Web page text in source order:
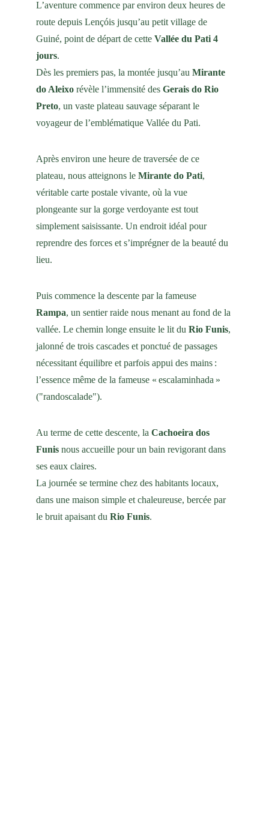
L’aventure commence par environ deux heures de
route depuis Lençóis jusqu’au petit village de
Guiné, point de départ de cette Vallée du Pati 4
jours.
Dès les premiers pas, la montée jusqu’au Mirante
do Aleixo révèle l’immensité des Gerais do Rio
Preto, un vaste plateau sauvage séparant le
voyageur de l’emblématique Vallée du Pati.
Après environ une heure de traversée de ce
plateau, nous atteignons le Mirante do Pati,
véritable carte postale vivante, où la vue
plongeante sur la gorge verdoyante est tout
simplement saisissante. Un endroit idéal pour
reprendre des forces et s’imprégner de la beauté du
lieu.
Puis commence la descente par la fameuse
Rampa, un sentier raide nous menant au fond de la
vallée. Le chemin longe ensuite le lit du Rio Funis,
jalonné de trois cascades et ponctué de passages
nécessitant équilibre et parfois appui des mains :
l’essence même de la fameuse « escalaminhada »
("randoscalade").
Au terme de cette descente, la Cachoeira dos
Funis nous accueille pour un bain revigorant dans
ses eaux claires.
La journée se termine chez des habitants locaux,
dans une maison simple et chaleureuse, bercée par
le bruit apaisant du Rio Funis.